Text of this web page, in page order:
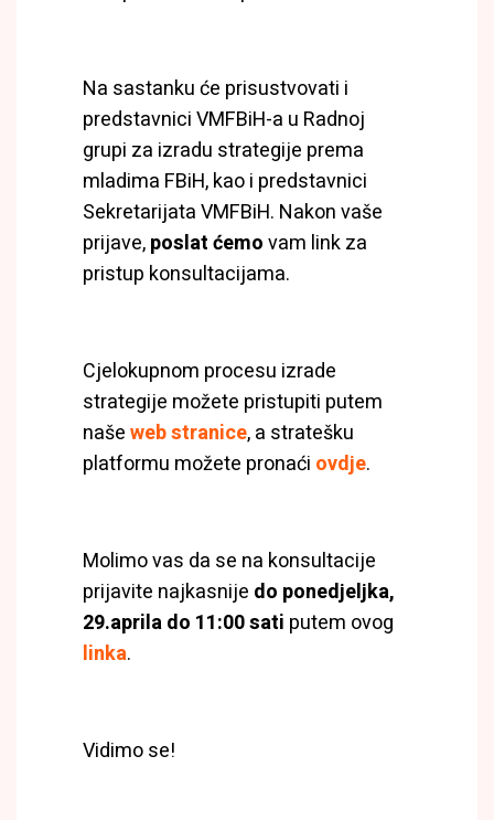
Na sastanku će prisustvovati i
predstavnici VMFBiH-a u Radnoj
grupi za izradu strategije prema
mladima FBiH, kao i predstavnici
Sekretarijata VMFBiH. Nakon vaše
prijave,poslat ćemovam link za
pristup konsultacijama.
Cjelokupnom procesu izrade
strategije možete pristupiti putem
našeweb stranice, a stratešku
platformu možete pronaći ovdje.
Molimo vas da se na konsultacije
prijavite najkasnije do ponedjeljka,
29.aprila do 11:00 sati putem ovog
linka.
Vidimo se!